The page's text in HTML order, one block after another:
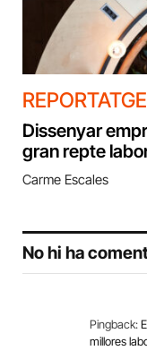
REPORTATGE
Dissenyar
gran repte
Carme Escales
No hi ha
Pingback:
millores